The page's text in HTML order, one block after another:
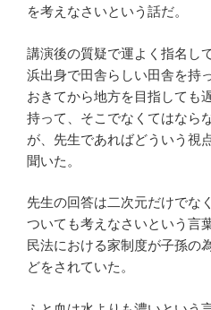
を考えなさいという話だ。
講演後の質疑で運よく指名し
浜出身で田舎らしい田舎を持
おきてから地方を目指しても
持って、そこでなくてはなら
が、先生であればどういう視
聞いた。
先生の回答は二次元だけでな
ついても考えなさいという言
民法における家制度が子孫の
どをされていた。